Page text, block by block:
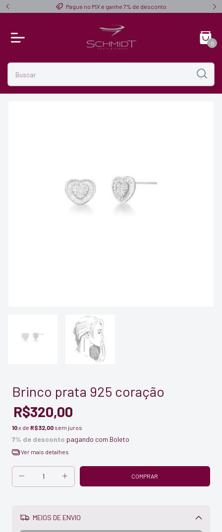
Pague no PIX e ganhe 7% de desconto
0
Brinco prata 925 coração
R$320,00
10x de R$32,00 sem juros
7% de desconto pagando com Boleto
Ver mais detalhes
MEIOS DE ENVIO